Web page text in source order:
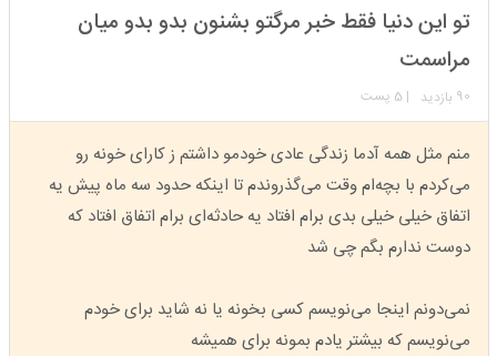
تعداد پست: 173
تو این دنیا فقط خبر مرگتو بشنون بدو بدو میان
مراسمت
90 بازدید | 5 پست
منم مثل همه آدما زندگی عادی خودمو داشتم ز کارای خونه رو
می‌کردم با بچه‌ام وقت می‌گذروندم تا اینکه حدود سه ماه پیش یه
اتفاق خیلی خیلی بدی برام افتاد یه حادثه‌ای برام اتفاق افتاد که
دوست ندارم بگم چی شد
نمی‌دونم اینجا می‌نویسم کسی بخونه یا نه شاید برای خودم
می‌نویسم که بیشتر یادم بمونه برای همیشه